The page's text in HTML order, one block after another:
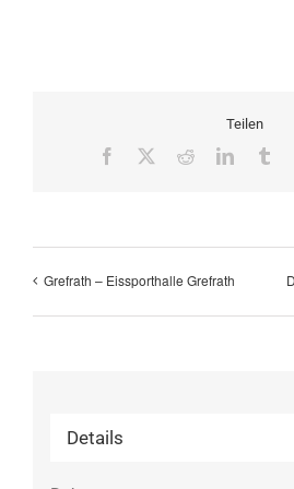
Teilen
Facebook RedditLinkedIn
Grefrath – Eissporthalle Grefrath
Details